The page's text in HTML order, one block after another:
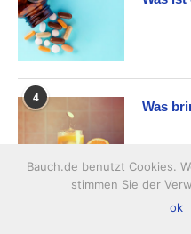
4
Was
Bauch.de benutzt Cookies.
stimmen Sie der
ok